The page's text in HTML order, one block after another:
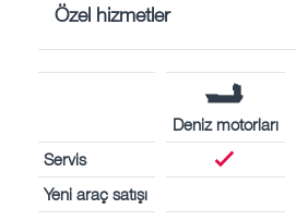
Özel hizmetler
Deniz motorları
Servis
Yeni araç satışı